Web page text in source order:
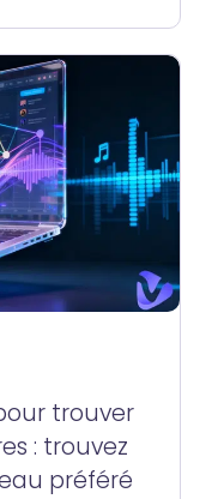
trouver
: trouvez
préféré